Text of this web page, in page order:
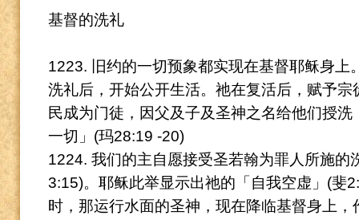
基督的洗礼
1223. 旧约的一切预象都实现在基督耶稣身上
洗礼后，开始公开生活。祂在复活后，赋予宗
民成为门徒，因父及子及圣神之名给他们授
一切」(玛28:19-20)
1224. 我们的主自愿接受圣若翰为罪人所施的
3:15)。耶稣此举显示出祂的「自我空虚」(斐
时，那运行水面的圣神，现在降临基督身上